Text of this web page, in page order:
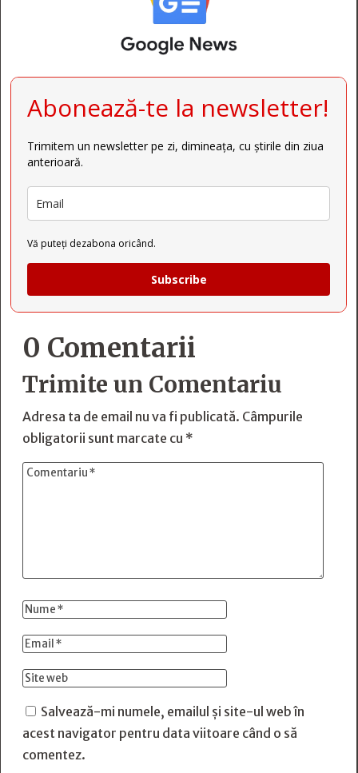
Abonează-te la newsletter!
Trimitem un newsletter pe zi, dimineața, cu știrile din ziua
anterioară.
Vă puteți dezabona oricând.
Subscribe
0 Comentarii
Trimite un Comentariu
Adresa ta de email nu va fi publicată. Câmpurile
obligatorii sunt marcate cu *
Salvează-mi numele, emailul și site-ul web în
acest navigator pentru data viitoare când o să
comentez.